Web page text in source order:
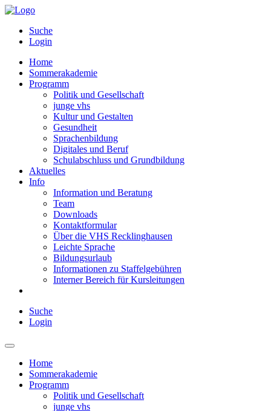
Suche
Login
Home
Sommerakademie
Programm
Politik und Gesellschaft
junge vhs
Kultur und Gestalten
Gesundheit
Sprachenbildung
Digitales und Beruf
Schulabschluss und Grundbildung
Aktuelles
Info
Information und Beratung
Team
Downloads
Kontaktformular
Über die VHS Recklinghausen
Leichte Sprache
Bildungsurlaub
Informationen zu Staffelgebühren
Interner Bereich für Kursleitungen
Suche
Login
Home
Sommerakademie
Programm
Politik und Gesellschaft
junge vhs